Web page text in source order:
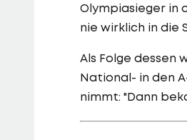
Olympiasieger in
nie wirklich in die
Als Folge dessen
National- in den
nimmt: "Dann